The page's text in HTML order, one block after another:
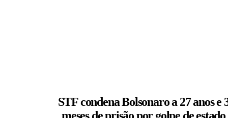
STF condena Bolsonaro a 27 anos e